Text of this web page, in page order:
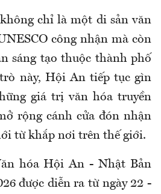
chỉ là một di sản văn
công nhận mà còn
sáng tạo thuộc thành phố
này, Hội An tiếp tục gìn
giá trị văn hóa truyền
rộng cánh cửa đón nhận
từ khắp nơi trên thế giới.
hóa Hội An - Nhật Bản
được diễn ra từ ngày 22 -